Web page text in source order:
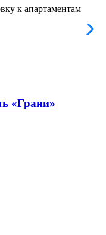
к апартаментам
«Грани»